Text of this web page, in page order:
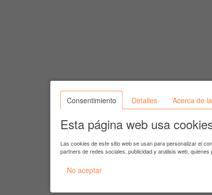
Consentimiento Detalles Acerca de
Esta página web usa
Las cookies de este sitio web se usan para personalizar el
partners de redes sociales, publicidad y análisis web,
No aceptar